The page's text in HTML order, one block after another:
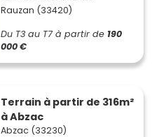
Rauzan (33420)
Du T3 au T7 à partir de 190
000 €
Terrain à partir de 316m²
à Abzac
Abzac (33230)